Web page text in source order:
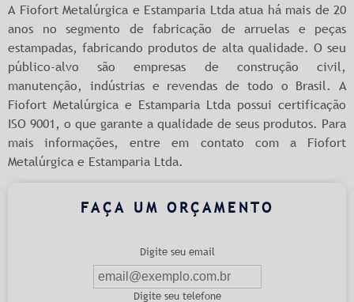
A Fiofort Metalúrgica e Estamparia Ltda atua há mais de 20
anos no segmento de fabricação de arruelas e peças
estampadas, fabricando produtos de alta qualidade. O seu
público-alvo são empresas de construção civil,
manutenção, indústrias e revendas de todo o Brasil. A
Fiofort Metalúrgica e Estamparia Ltda possui certificação
ISO 9001, o que garante a qualidade de seus produtos. Para
mais informações, entre em contato com a Fiofort
Metalúrgica e Estamparia Ltda.
FAÇA UM ORÇAMENTO
Digite seu email
Digite seu telefone